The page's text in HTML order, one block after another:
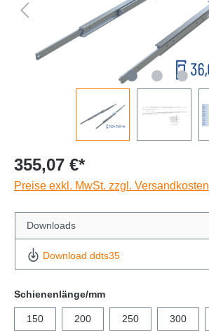
355,07 €*
Preise exkl. MwSt. zzgl. Versandkosten
Downloads
Download ddts35
Schienenlänge/mm
150 200 250 300